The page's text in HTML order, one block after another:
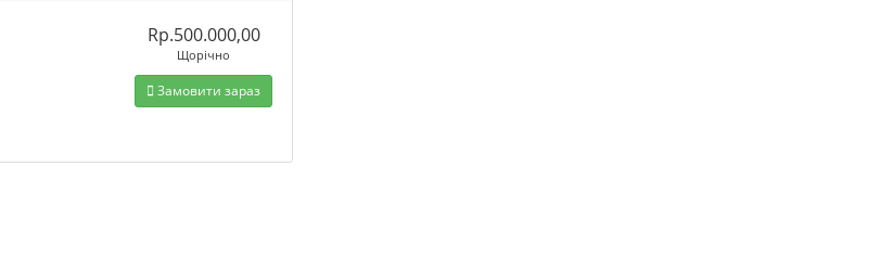
Rp.500.000,00
Щорічно
Замовити зараз